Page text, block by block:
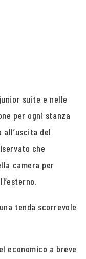
suite e nelle
per ogni stanza
del
che
camera per
tenda scorrevole
economico a breve